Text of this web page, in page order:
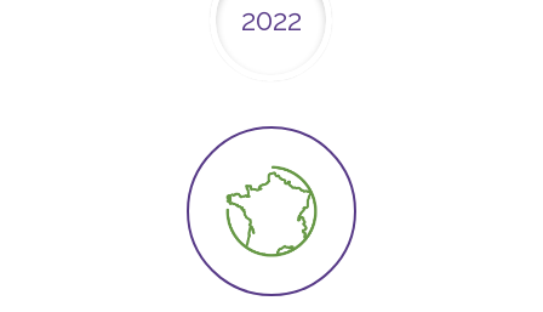
2022